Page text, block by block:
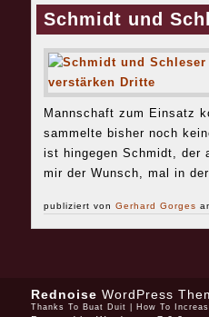
Schmidt und
Mannschaft zum Einsatz
sammelte bisher noch
ist hingegen Schmidt, der
mir der Wunsch, mal in
publiziert von Gerhard Gorges
Rednoise WordPress
Thanks To Buat Duit How To